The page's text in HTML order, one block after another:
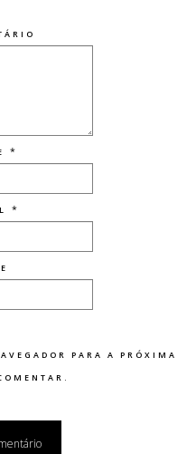
*
*
PARA A PRÓXIMA